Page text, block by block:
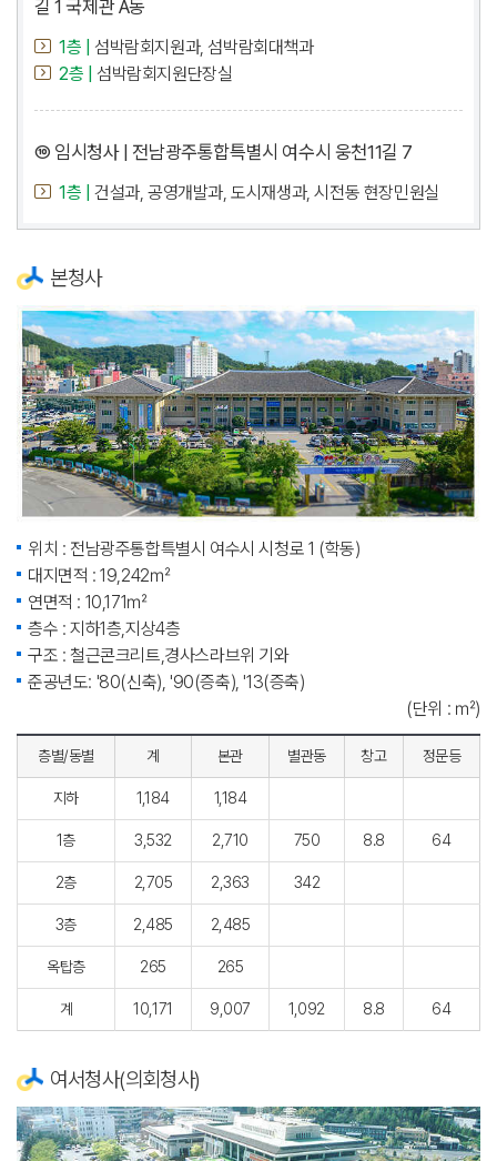
길 1 국제관 A동
1층 |
섬박람회지원과, 섬박람회대책과
2층 |
섬박람회지원단장실
⑩ 임시청사 | 전남광주통합특별시 여수시 웅천11길 7
1층 | 건설과, 공영개발과, 도시재생과, 시전동 현장민원실
본청사
위치 : 전남광주통합특별시 여수시 시청로 1 (학동)
대지면적 : 19,242㎡
연면적 : 10,171㎡
층수 : 지하1층,지상4층
구조 : 철근콘크리트,경사스라브위 기와
준공년도: '80(신축), '90(증축), '13(증축)
(단위 : ㎡)
층별/동별 계 본관 별관동 창고 정문등
지하 1,184 1,184
1층 3,532 2,710 750 8.8 64
2층 2,705 2,363 342
3층 2,485 2,485
옥탑층 265 265
계 10,171 9,007 1,092 8.8 64
여서청사(의회청사)